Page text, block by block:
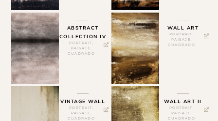
ABSTRACT
COLLECTION IV
PORTRAIT
PAISAJE
CUADRADO
WALL ART
PORTRAIT
PAISAJE
CUADRADO
VINTAGE WALL
PORTRAIT
PAISAJE
CUADRADO
WALL ART II
PORTRAIT
PAISAJE
CUADRADO